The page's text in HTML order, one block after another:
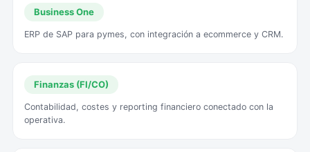
Business One
ERP de SAP para pymes, con integración a ecommerce y CRM.
Finanzas (FI/CO)
Contabilidad, costes y reporting financiero conectado con la
operativa.